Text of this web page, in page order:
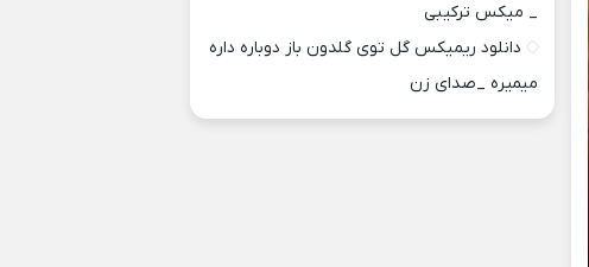
_ میکس ترکیبی
دانلود ریمیکس گل توی گلدون باز دوباره داره
میمیره _صدای زن